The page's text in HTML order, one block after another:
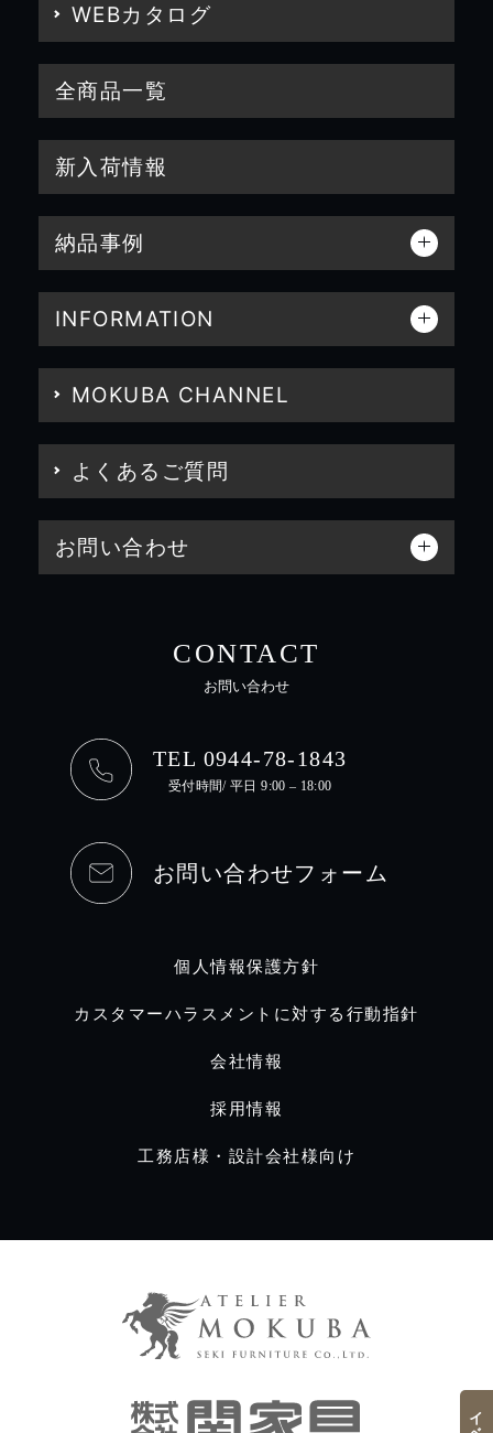
WEBカタログ
全商品一覧
新入荷情報
納品事例
INFORMATION
MOKUBA CHANNEL
よくあるご質問
お問い合わせ
CONTACT
お問い合わせ
TEL 0944-78-1843
受付時間/ 平日 9:00 – 18:00
お問い合わせフォーム
個人情報保護方針
カスタマーハラスメントに対する行動指針
会社情報
採用情報
工務店様・設計会社様向け